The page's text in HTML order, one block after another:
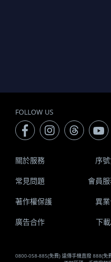
FOLLOW US
0800-058-885(免費) 遠傳手機直撥 888(
關於服務 序
常見問題 會員
著作權保護 異
廣告合作 下